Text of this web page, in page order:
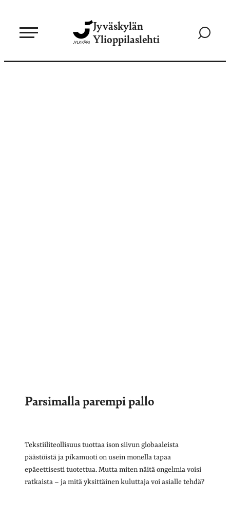
sisältöön
Jyväskylän
Ylioppilaslehti
Siirry
Parsimalla parempi pallo
Tekstiiliteollisuus tuottaa ison siivun globaaleista
päästöistä ja pikamuoti on usein monella tapaa
epäeettisesti tuotettua. Mutta miten näitä ongelmia voisi
ratkaista – ja mitä yksittäinen kuluttaja voi asialle tehdä?